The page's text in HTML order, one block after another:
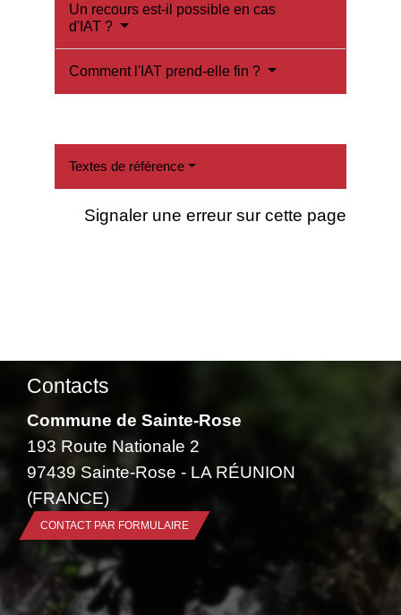
Un recours est-il possible en cas
d'IAT ?
Comment l'IAT prend-elle fin ?
Textes de référence
Signaler une erreur sur cette page
Contacts
Commune de Sainte-Rose
193 Route Nationale 2
97439 Sainte-Rose - LA RÉUNION
(FRANCE)
CONTACT PAR FORMULAIRE